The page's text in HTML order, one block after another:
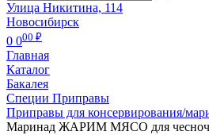
Улица Никитина, 114
Новосибирск
0 000 ₽
Главная
Каталог
Бакалея
Специи Приправы
Приправы для консервирования/
Маринад ЖАРИМ МЯСО для